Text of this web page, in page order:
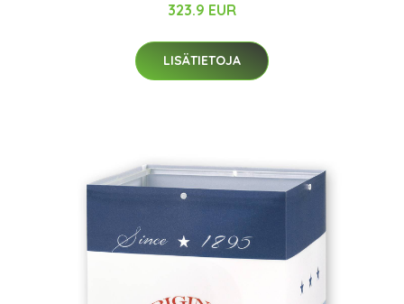
323.9 EUR
LISÄTIETOJA